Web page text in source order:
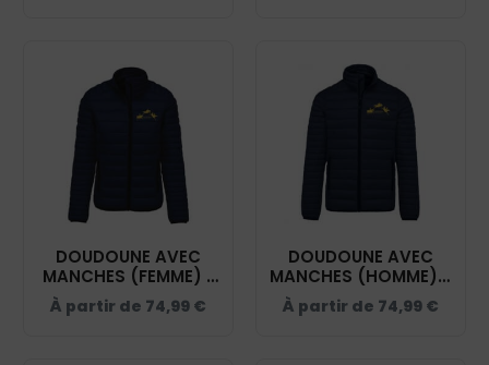
DOUDOUNE AVEC
MANCHES (FEMME) -
SEGREQUITATION -
NAVY - K6121
À partir de 74,99 €
DOUDOUNE AVEC
MANCHES (HOMME) -
SEGREQUITATION -
NAVY - K6120
À partir de 74,99 €